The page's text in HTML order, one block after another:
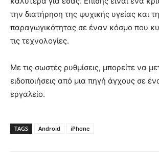
την διατήρηση της ψυχικής υγείας και
παραγωγικότητας σε έναν κόσμο που
τις τεχνολογίες.
Με τις σωστές ρυθμίσεις, μπορείτε να
ειδοποιήσεις από μια πηγή άγχους σε
εργαλείο.
TAGS Android iPhone